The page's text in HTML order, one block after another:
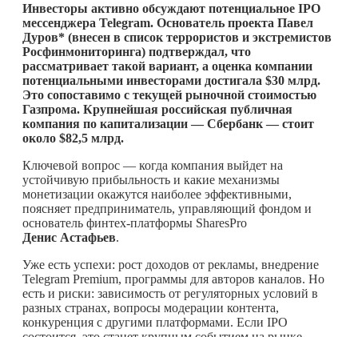
Инвесторы активно обсуждают потенциальное IPO
мессенджера Telegram. Основатель проекта Павел
Дуров* (внесен в список террористов и экстремистов
Росфинмониторинга) подтверждал, что
рассматривает такой вариант, а оценка компании
потенциальными инвесторами достигала $30 млрд.
Это сопоставимо с текущей рыночной стоимостью
Газпрома. Крупнейшая российская публичная
компания по капитализации — Сбербанк — стоит
около $82,5 млрд.
Ключевой вопрос — когда компания выйдет на
устойчивую прибыльность и какие механизмы
монетизации окажутся наиболее эффективными,
поясняет предприниматель, управляющий фондом и
основатель финтех-платформы SharesPro
Денис Астафьев.
Уже есть успехи: рост доходов от рекламы, внедрение
Telegram Premium, программы для авторов каналов. Но
есть и риски: зависимость от регуляторных условий в
разных странах, вопросы модерации контента,
конкуренция с другими платформами. Если IPO